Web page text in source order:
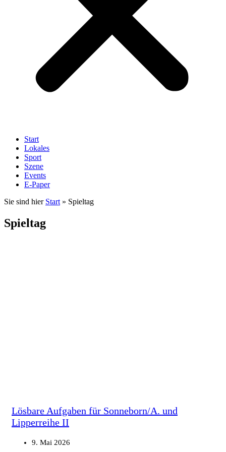
Start
Lokales
Sport
Szene
Events
E-Paper
Sie sind hier Start » Spieltag
Spieltag
Lösbare Aufgaben für Sonneborn/A. und
Lipperreihe II
9. Mai 2026